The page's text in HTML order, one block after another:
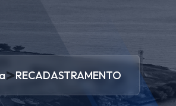
>RECADASTRAMENTO